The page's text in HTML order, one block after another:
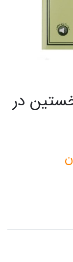
نخستین در